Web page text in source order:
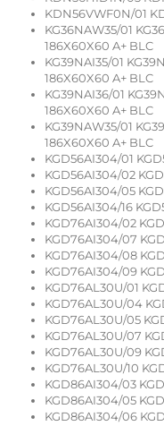
KDN56VWF0N/01
KG36NAW35/01
186X60X60 A+ BLC
KG39NAI35/01
186X60X60 A+ BLC
KG39NAI36/01
186X60X60 A+ BLC
KG39NAW35/01
186X60X60 A+ BLC
KGD56AI304/01
KGD56AI304/02
KGD56AI304/05
KGD56AI304/16
KGD76AI304/02
KGD76AI304/07
KGD76AI304/08
KGD76AI304/09
KGD76AL30U/01
KGD76AL30U/04
KGD76AL30U/05
KGD76AL30U/07
KGD76AL30U/09
KGD76AL30U/10
KGD86AI304/03
KGD86AI304/05
KGD86AI304/06